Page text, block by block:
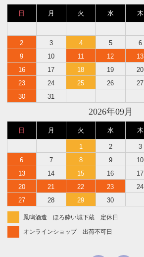
日 月 火 水 木
2
3 4 5 6
9
10 11 12 13
16
17 18 19 20
23
24 25 26 27
30
31
2026年09月
日 月 火 水 木
1 2 3
6
7 8 9 10
13
14 15 16 17
20
21 22 23 24
27
28 29 30
鳳鳴酒造 ほろ酔い城下蔵 定休日
オンラインショップ 出荷不可日